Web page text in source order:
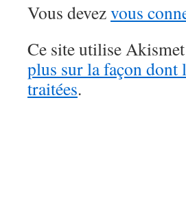
Vous devezvous
Ce site utilise
plus sur la façon dont
traitées.